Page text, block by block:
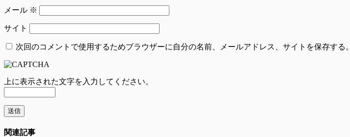
メール ※
サイト
次回のコメントで使用するためブラウザーに自分の名前、メールアドレス、サイトを保存する。
上に表示された文字を入力してください。
関連記事